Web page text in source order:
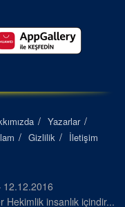
Yazarlar
Gizlilik İletişim
insanlık içindir...